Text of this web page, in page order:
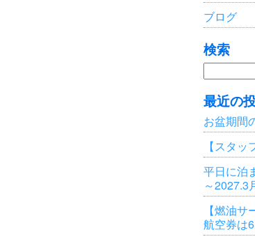
ブログ
検索
検
索:
最近の
お盆期間
【スタ
平日に泊
～2027.3
【燃油
航空券は